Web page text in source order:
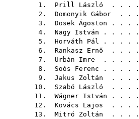
1. Prill László . . .
2. Domonyik Gábor . .
3. Dosek Ágoston . . .
4. Nagy István . . . .
5. Horváth Pál . . . .
6. Rankasz Ernő . . .
7. Urbán Imre . . . .
8. Soós Ferenc . . . .
9. Jakus Zoltán . . .
10. Szabó László . . .
11. Wágner István . . .
12. Kovács Lajos . . .
13. Mitró Zoltán . . .